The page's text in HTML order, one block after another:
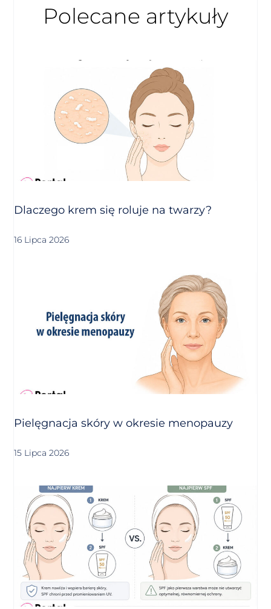
Polecane artykuły
Dlaczego krem się roluje na twarzy?
16 Lipca 2026
Pielęgnacja skóry w okresie menopauzy
15 Lipca 2026